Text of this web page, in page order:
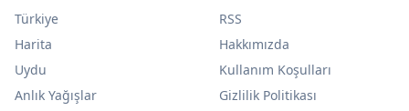
Türkiye
Harita
Uydu
Anlık Yağışlar
RSS
Hakkımızda
Kullanım Koşulları
Gizlilik Politikası